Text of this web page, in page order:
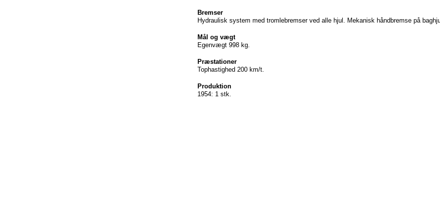
Bremser
Hydraulisk system med tromlebremser ved alle hjul . Mekanisk håndbremse på
Mål og vægt
Egenvægt 998 kg.
Præstationer
Tophastighed 200 km/t.
Produktion
1954: 1 stk.